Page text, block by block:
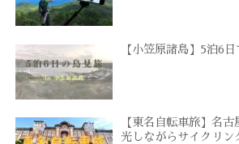
【小笠原諸島】5泊6
【東名自転車旅】名
光しながらサイクリン